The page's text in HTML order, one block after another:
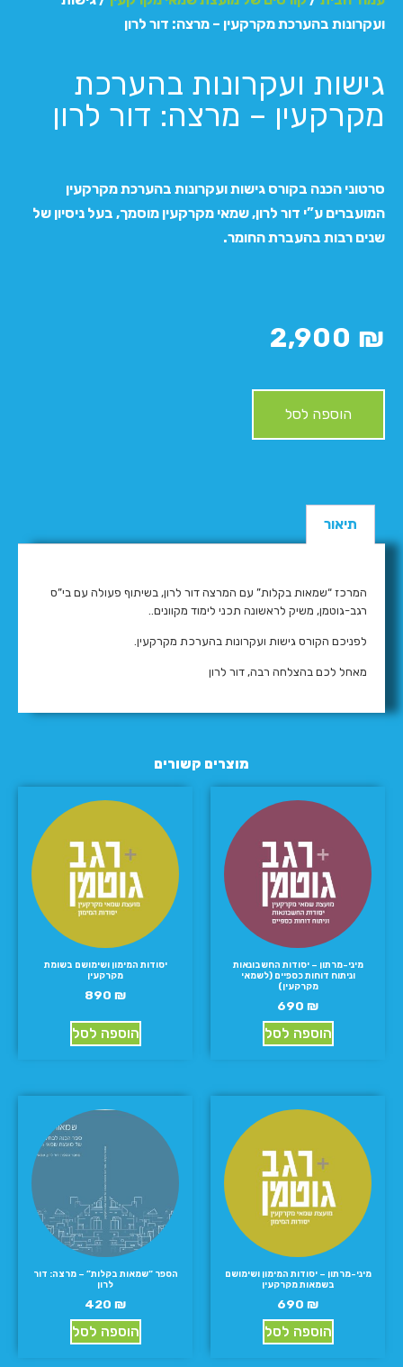
ועקרונות בהערכת מקרקעין – מרצה: דור לרון
גישות ועקרונות בהערכת
מקרקעין – מרצה: דור לרון
סרטוני הכנה בקורס גישות ועקרונות בהערכת מקרקעין
המועברים ע”י דור לרון, שמאי מקרקעין מוסמך, בעל ניסיון של
שנים רבות בהעברת החומר.
2,900 ₪
הוספה לסל
מוצרים קשורים
מיני-מרתון – יסודות החשבונאות
וניתוח דוחות כספיים (לשמאי
מקרקעין)
690 ₪
הוספה לסל
יסודות המימון ושימושם בשומת
מקרקעין
890 ₪
הוספה לסל
מיני-מרתון – יסודות המימון ושימושם
בשמאות מקרקעין
690 ₪
הוספה לסל
הספר “שמאות בקלות” – מרצה: דור
לרון
420 ₪
הוספה לסל
תיאור
המרכז “שמאות בקלות” עם המרצה דור לרון, בשיתוף פעולה עם בי”ס
רגב-גוטמן, משיק לראשונה תכני לימוד מקוונים..
לפניכם הקורס גישות ועקרונות בהערכת מקרקעין.
מאחל לכם בהצלחה רבה, דור לרון